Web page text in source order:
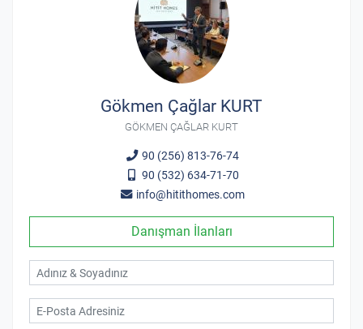
Gökmen Çağlar KURT
GÖKMEN ÇAĞLAR KURT
90 (256) 813-76-74
90 (532) 634-71-70
info@hitithomes.com
Danışman İlanları